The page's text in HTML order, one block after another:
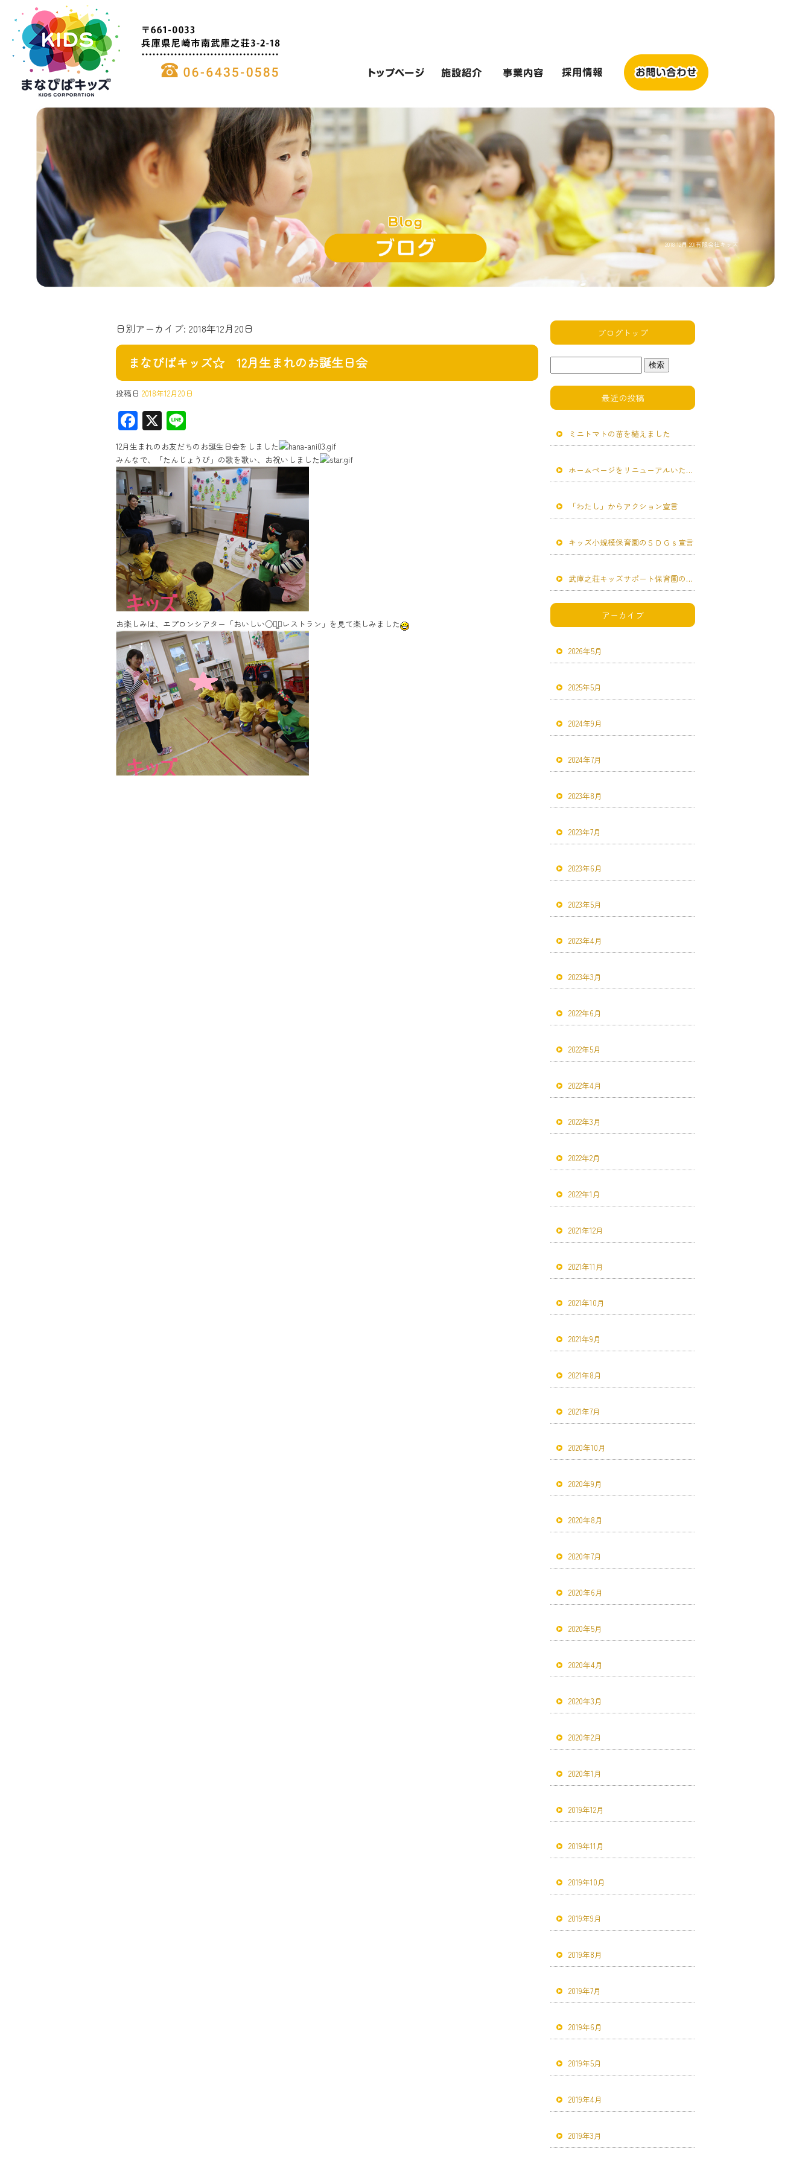
2018 12月 20|有限会社キッズ
日別アーカイブ: 2018年12月20日
まなびばキッズ☆ 12月生まれのお誕生日会
投稿日 2018年12月20日
F
ac
e
b
o
ok
X
ne
12月生まれのお友だちのお誕生日会をしました
みんなで、「たんじょうび」の歌を歌い、お祝いしました
お楽しみは、エプロンシアター「おいしい○△̻▢レストラン」を見て楽しみました
ブログトップ
最近の投稿
ミニトマトの苗を植えました
ホームページをリニューアルいたしました。
「わたし」からアクション宣言
キッズ小規模保育園のＳＤＧｓ宣言
武庫之荘キッズサポート保育園のＳＤＧｓ宣言
アーカイブ
2026年5月
2025年5月
2024年9月
2024年7月
2023年8月
2023年7月
2023年6月
2023年5月
2023年4月
2023年3月
2022年6月
2022年5月
2022年4月
2022年3月
2022年2月
2022年1月
2021年12月
2021年11月
2021年10月
2021年9月
2021年8月
2021年7月
2020年10月
2020年9月
2020年8月
2020年7月
2020年6月
2020年5月
2020年4月
2020年3月
2020年2月
2020年1月
2019年12月
2019年11月
2019年10月
2019年9月
2019年8月
2019年7月
2019年6月
2019年5月
2019年4月
2019年3月